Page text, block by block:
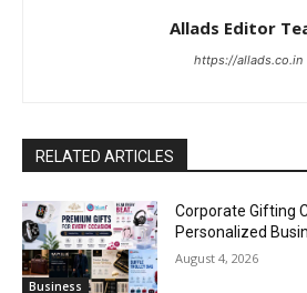
Allads Editor
https://allads.co.in
RELATED ARTICLES
Business
Corporate Gifting
Personalized
August 4, 2026